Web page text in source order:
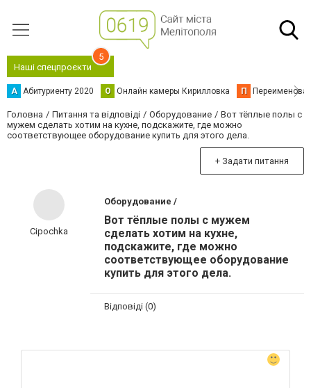
Наші спецпроєкти
5
А Абитуриенту 2020 О Онлайн камеры Кирилловка П
Головна Питання та відповіді Оборудование
Вот тёплые полы с
мужем сделать хотим на кухне, подскажите, где можно
соответствующее оборудование купить для этого дела.
+ Задати питання
Cipochka
Оборудование /
Вот тёплые полы с мужем
сделать хотим на кухне,
подскажите, где можно
соответствующее оборудование
купить для этого дела.
Відповіді (0)